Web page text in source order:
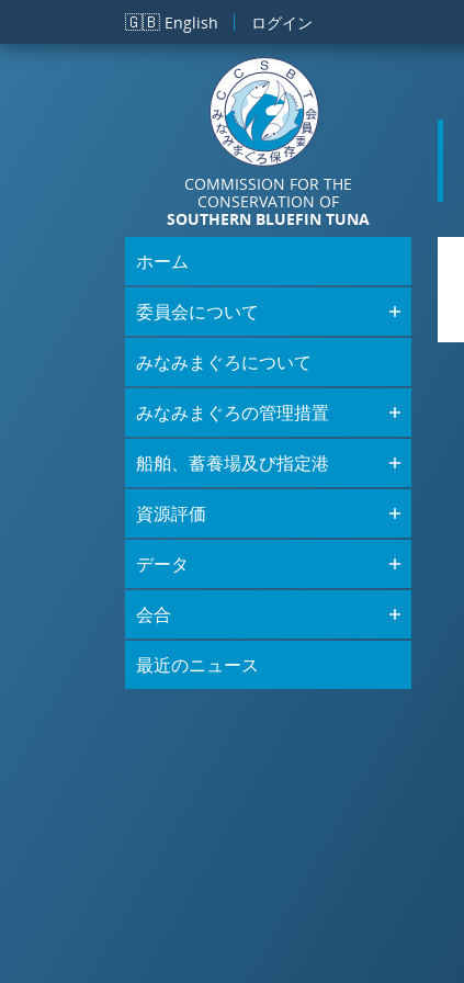
メインコンテンツに移動
🇬🇧 English ログイン
COMMISSION FOR THE
CONSERVATION OF
SOUTHERN BLUEFIN TUNA
ホーム
委員会について
みなみまぐろについて
みなみまぐろの管理措置
船舶、蓄養場及び指定港
資源評価
データ
会合
最近のニュース